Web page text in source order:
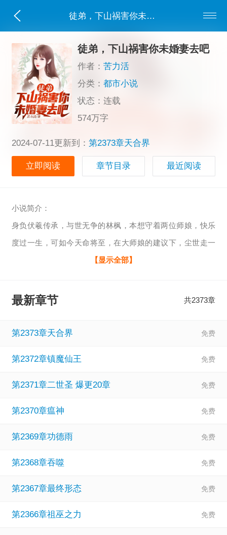
徒弟，下山祸害你未婚妻去吧
徒弟，下山祸害你未婚妻去吧
作者：苦力活
分类：都市小说
状态：连载
574万字
2024-07-11更新到： 第2373章天合界
立即阅读 章节目录 最近阅读
小说简介：
身负伏羲传承，与世无争的林枫，本想守着两位师娘，快乐
度过一生，可如今天命将至，在大师娘的建议下，尘世走一
丈，掀万丈狂澜。
简介无力，请各位看官老爷，移步正文。
第二十一张、下山祸害你未婚妻去吧最新章节
下山祸害你
未婚妻去吧全文阅读、下山祸害你未婚妻去吧完整版
下山
趣阁、下山祸害你未婚妻去吧苦力活
徒弟下山祸害你未婚
妻去吧下载、徒弟下山祸害你未婚妻去吧免费阅读
【显示全部】
最新章节 共2373章
第2373章天合界
第2372章镇魔仙王
第2371章二世圣 爆更20章
第2370章瘟神
第2369章功德雨
第2368章吞噬
第2367章最终形态
第2366章祖巫之力